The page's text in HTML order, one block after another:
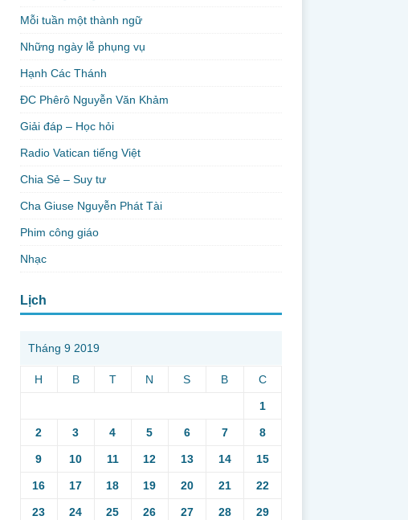
Mỗi tuần một thành ngữ
Những ngày lễ phụng vụ
Hạnh Các Thánh
ĐC Phêrô Nguyễn Văn Khảm
Giải đáp – Học hỏi
Radio Vatican tiếng Việt
Chia Sẻ – Suy tư
Cha Giuse Nguyễn Phát Tài
Phim công giáo
Nhạc
Lịch
Tháng 9 2019
H B T N S B C
1
2 3 4 5 6 7 8
9 10 11 12 13 14 15
16 17 18 19 20 21 22
23 24 25 26 27 28 29